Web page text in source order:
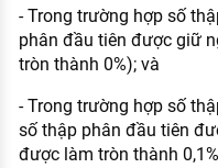
- Trong trường hợp số
phân đầu tiên được giữ
tròn thành 0%); và
- Trong trường hợp số
số thập phân đầu tiên
được làm tròn thành